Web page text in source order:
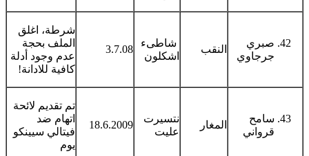
صبري
جرجاوي
النقب
شاطىء
اشكلون
3.7.08
شرطة، اغلق
الملف بحجة
عدم وجود أدلة
كافية للادانة!
سامح
قرواني
المغار
نتسيرت
عليت
18.6.2009
تم تقديم لائحة
اتهام ضد
فيتالي سيينكو
يوم